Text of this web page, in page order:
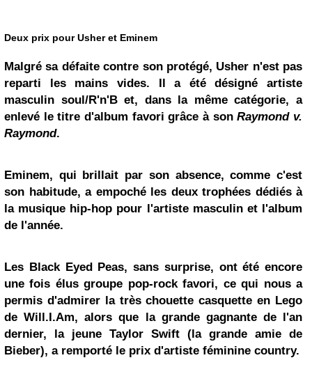
Deux prix pourUsheret Eminem
Malgré sa défaite contre son protégé, Usher n'est pas
reparti les mains vides. Il a été désigné artiste
masculin soul/R'n'B et, dans la même catégorie, a
enlevé le titre d'album favori grâce à sonRaymond v.
Raymond.
Eminem, qui brillait par son absence, comme c'est
son habitude, a empoché les deux trophées dédiés à
la musique hip-hop pour l'artiste masculin et l'album
de l'année.
Les Black Eyed Peas, sans surprise, ont été encore
une fois élus groupe pop-rock favori, ce qui nous a
permis d'admirer la très chouette casquette en Lego
de Will.I.Am, alors que la grande gagnante de l'an
dernier, la jeune Taylor Swift (la grande amie de
Bieber), a remporté le prix d'artiste féminine country.